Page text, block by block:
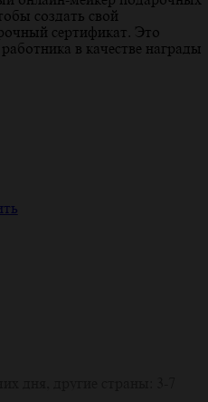
создать свой
сертификат. Это
в качестве награды